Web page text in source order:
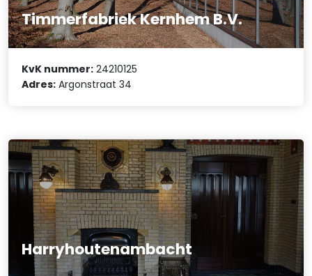
Timmerfabriek Kernhem B.V.
KvK nummer: 24210125
Adres: Argonstraat 34
Harryhoutenambacht